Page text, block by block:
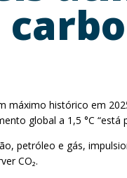
máximo histórico em
global a 1,5 °C
petróleo e gás,
CO₂.